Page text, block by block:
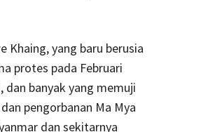
Khaing, yang baru berusia
protes pada Februari
dan banyak yang memuji
pengorbanan Ma Mya
dan sekitarnya